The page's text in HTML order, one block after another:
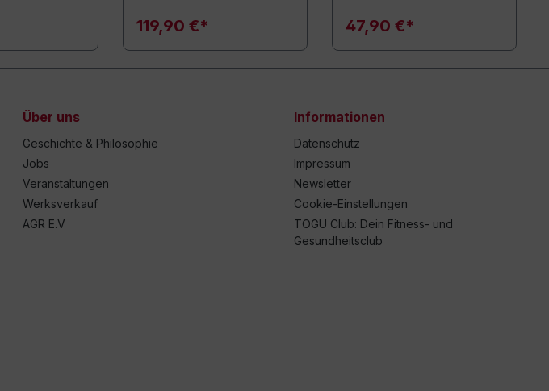
119,90 €* 47,90 €*
Über uns
Geschichte & Philosophie
Jobs
Veranstaltungen
Werksverkauf
AGR E.V
Informationen
Datenschutz
Impressum
Newsletter
Cookie-Einstellungen
TOGU Club: Dein Fitness- und
Gesundheitsclub